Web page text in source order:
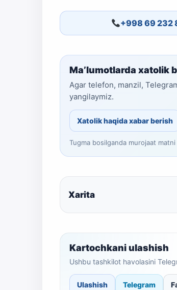
+998 69 232
Ma’lumotlarda xatolik
Agar telefon, manzil,
yangilaymiz.
Xatolik haqida xabar berish
Tugma bosilganda murojaat
Xarita
Kartochkani ulashish
Ushbu tashkilot havolasini
Ulashish Telegram